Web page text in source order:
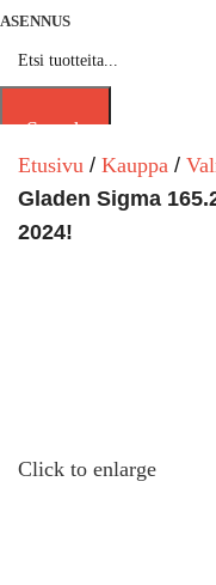
ASENNUS
Search
Etusivu
Kauppa
Gladen Sigma
2024!
Click to enlarge